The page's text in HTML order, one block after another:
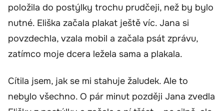
položila do postýlky trochu prudčeji, než by bylo
nutné. Eliška začala plakat ještě víc. Jana si
povzdechla, vzala mobil a začala psát zprávu,
zatímco moje dcera ležela sama a plakala.
Cítila jsem, jak se mi stahuje žaludek. Ale to
nebylo všechno. O pár minut později Jana zvedla